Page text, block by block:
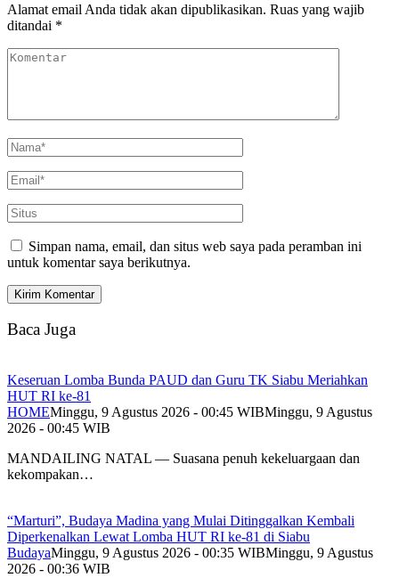
Alamat email Anda tidak akan dipublikasikan. Ruas yang wajib
ditandai *
Simpan nama, email, dan situs web saya pada peramban ini
untuk komentar saya berikutnya.
Baca Juga
Keseruan Lomba Bunda PAUD dan Guru TK Siabu Meriahkan
HUT RI ke-81
HOMEMinggu, 9 Agustus 2026 - 00:45 WIBMinggu, 9 Agustus
2026 - 00:45 WIB
MANDAILING NATAL — Suasana penuh kekeluargaan dan
kekompakan…
“Marturi”, Budaya Madina yang Mulai Ditinggalkan Kembali
Diperkenalkan Lewat Lomba HUT RI ke-81 di Siabu
BudayaMinggu, 9 Agustus 2026 - 00:35 WIBMinggu, 9 Agustus
2026 - 00:36 WIB